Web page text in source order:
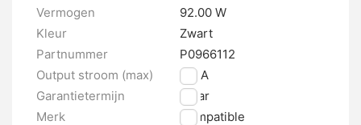
Vermogen
92.00 W
Kleur
Zwart
Partnummer
P0966112
Output stroom (max)
2.2 A
Garantietermijn
1 jaar
Merk
Compatible